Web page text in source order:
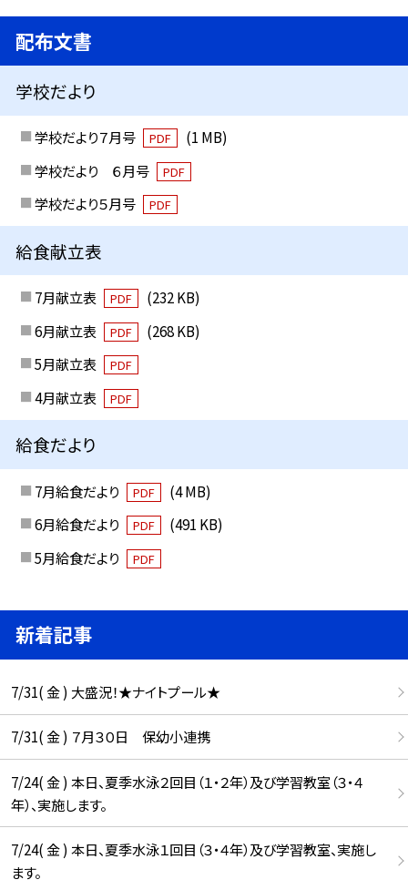
配布文書
学校だより
学校だより７月号 PDF
(1 MB)
学校だより ６月号
PDF
学校だより５月号 PDF
給食献立表
7月献立表 PDF
(232 KB)
6月献立表
PDF
(268 KB)
5月献立表
PDF
4月献立表 PDF
給食だより
7月給食だより PDF
(4 MB)
6月給食だより
PDF
(491 KB)
5月給食だより
PDF
新着記事
7/31( 金 ) 大盛況！★ナイトプール★
7/31( 金 ) ７月３０日 保幼小連携
7/24( 金 ) 本日、夏季水泳２回目（１・２年）及び学習教室（３・４
年）、実施します。
7/24( 金 ) 本日、夏季水泳１回目（３・４年）及び学習教室、実施し
ます。